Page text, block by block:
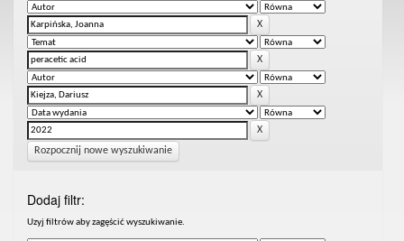
Rozpocznij nowe wyszukiwanie
Dodaj filtr:
Uzyj filtrów aby zagęścić wyszukiwanie.